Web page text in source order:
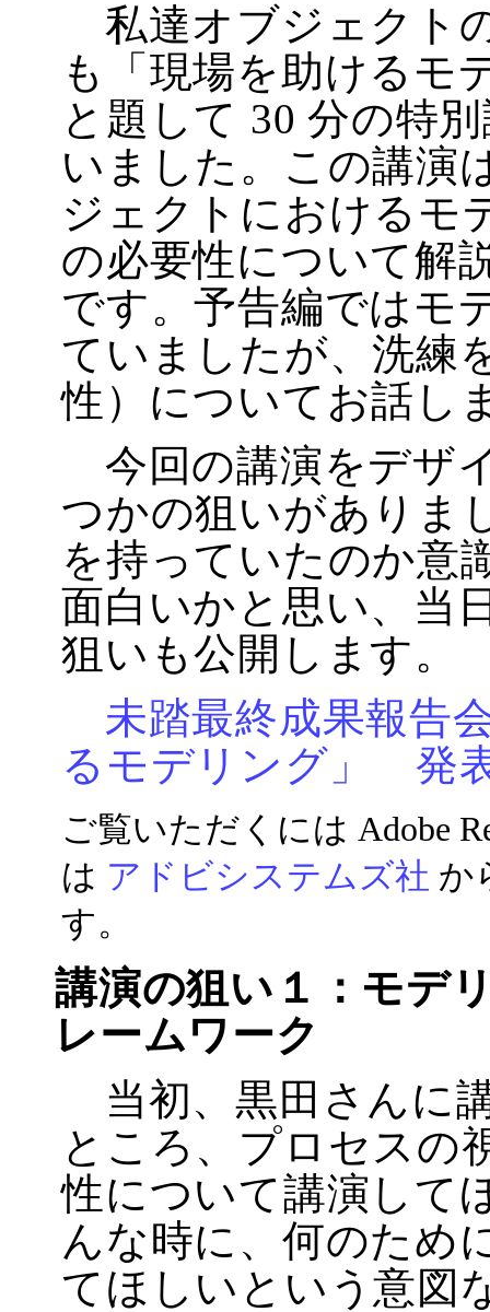
私達オブジェクト
も「現場を助けるモ
と題して 30 分の特
いました。この講演
ジェクトにおけるモ
の必要性について解
です。予告編ではモ
ていましたが、洗練
性）についてお話し
今回の講演をデザ
つかの狙いがありま
を持っていたのか意
面白いかと思い、当
狙いも公開します。
未踏最終成果報告
るモデリング」 発
ご覧いただくには Adobe
は アドビシステムズ社 か
す。
講演の狙い１：モデ
レームワーク
当初、黒田さんに
ところ、プロセスの
性について講演して
んな時に、何のため
てほしいという意図